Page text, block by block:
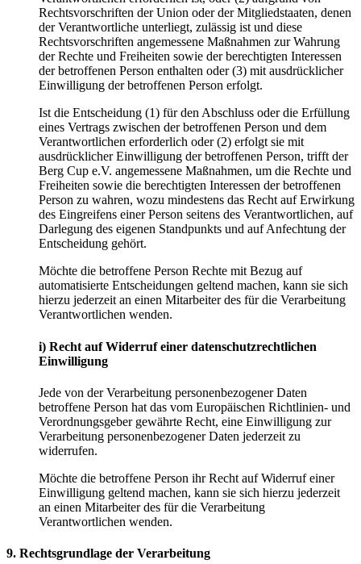
Rechtsvorschriften der Union oder der Mitgliedstaaten, denen
der Verantwortliche unterliegt, zulässig ist und diese
Rechtsvorschriften angemessene Maßnahmen zur Wahrung
der Rechte und Freiheiten sowie der berechtigten Interessen
der betroffenen Person enthalten oder (3) mit ausdrücklicher
Einwilligung der betroffenen Person erfolgt.
Ist die Entscheidung (1) für den Abschluss oder die Erfüllung
eines Vertrags zwischen der betroffenen Person und dem
Verantwortlichen erforderlich oder (2) erfolgt sie mit
ausdrücklicher Einwilligung der betroffenen Person, trifft der
Berg Cup e.V. angemessene Maßnahmen, um die Rechte und
Freiheiten sowie die berechtigten Interessen der betroffenen
Person zu wahren, wozu mindestens das Recht auf Erwirkung
des Eingreifens einer Person seitens des Verantwortlichen, auf
Darlegung des eigenen Standpunkts und auf Anfechtung der
Entscheidung gehört.
Möchte die betroffene Person Rechte mit Bezug auf
automatisierte Entscheidungen geltend machen, kann sie sich
hierzu jederzeit an einen Mitarbeiter des für die Verarbeitung
Verantwortlichen wenden.
i) Recht auf Widerruf einer datenschutzrechtlichen
Einwilligung
Jede von der Verarbeitung personenbezogener Daten
betroffene Person hat das vom Europäischen Richtlinien- und
Verordnungsgeber gewährte Recht, eine Einwilligung zur
Verarbeitung personenbezogener Daten jederzeit zu
widerrufen.
Möchte die betroffene Person ihr Recht auf Widerruf einer
Einwilligung geltend machen, kann sie sich hierzu jederzeit
an einen Mitarbeiter des für die Verarbeitung
Verantwortlichen wenden.
9. Rechtsgrundlage der Verarbeitung